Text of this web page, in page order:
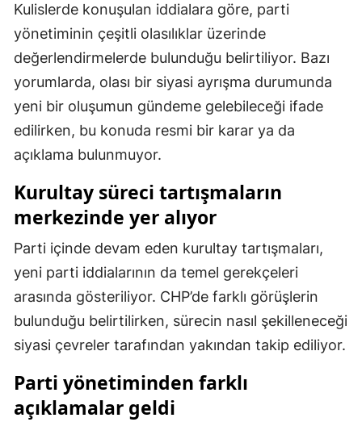
Malatya
Manisa
Kahramanmaraş
Mardin
Nevşehir
Niğde
Ordu
Sakarya
Samsun
Siirt
Kulislerde konuşulan iddialara göre, parti
yönetiminin çeşitli olasılıklar üzerinde
değerlendirmelerde bulunduğu belirtiliyor. Bazı
yorumlarda, olası bir siyasi ayrışma durumunda
yeni bir oluşumun gündeme gelebileceği ifade
edilirken, bu konuda resmi bir karar ya da
açıklama bulunmuyor.
Kurultay süreci tartışmaların
merkezinde yer alıyor
Parti içinde devam eden kurultay tartışmaları,
yeni parti iddialarının da temel gerekçeleri
arasında gösteriliyor. CHP’de farklı görüşlerin
bulunduğu belirtilirken, sürecin nasıl şekilleneceği
siyasi çevreler tarafından yakından takip ediliyor.
Parti yönetiminden farklı
açıklamalar geldi